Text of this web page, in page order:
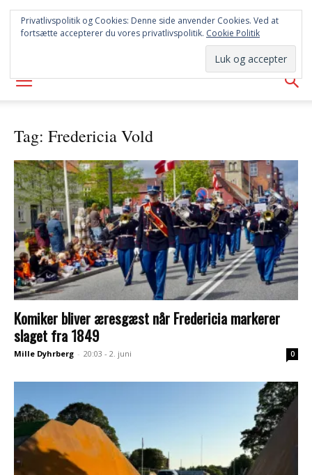
SYD
AVISEN
Tag: Fredericia Vold
Komiker bliver æresgæst når Fredericia markerer
slaget fra 1849
Mille Dyhrberg - 20:03 - 2. juni 0
Privatlivspolitik og Cookies: Denne side anvender Cookies. Ved at
fortsætte accepterer du vores privatlivspolitik. Cookie Politik